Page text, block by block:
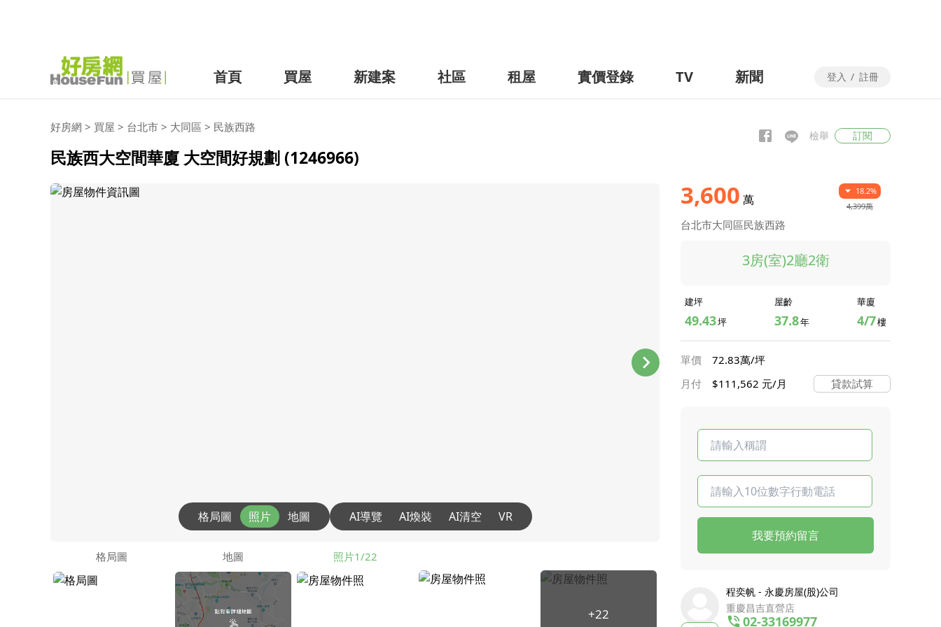
首頁 買屋 新建案 社區 租屋 實價登錄 TV 新聞 登入 / 註冊
好房網 > 買屋 > 台北市 > 大同區 > 民族西路
檢舉 訂閱
民族西大空間華廈 大空間好規劃 (1246966)
格局圖 照片 地圖 AI導覽 AI煥裝 AI清空 VR
格局圖 地圖 照片1/22
+22
3,600 萬
18.2%
4,399萬
台北市大同區民族西路
3房(室)2廳2衛
建坪
49.43坪
屋齡
37.8年
華廈
4/7樓
單價
72.83萬/坪
月付
$111,562 元/月 貸款試算
我要預約留言
程奕帆 - 永慶房屋(股)公司
重慶昌吉直營店
02-33169977